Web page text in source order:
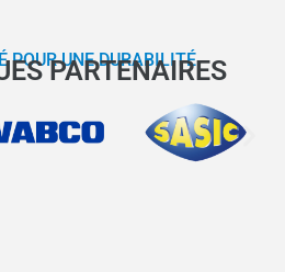
POUR UNE DURABILITÉ
PARTENAIRES